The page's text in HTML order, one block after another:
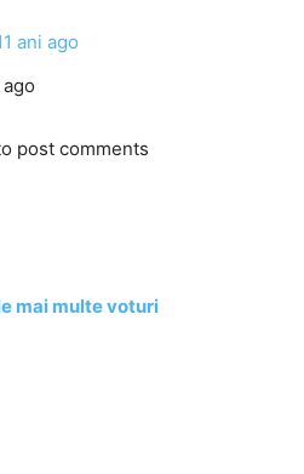
ani ago
post comments
mai multe voturi